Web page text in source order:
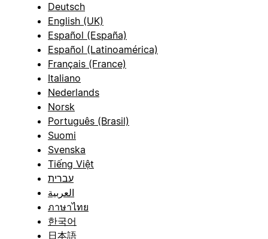
Deutsch
English (UK)
Español (España)
Español (Latinoamérica)
Français (France)
Italiano
Nederlands
Norsk
Português (Brasil)
Suomi
Svenska
Tiếng Việt
עברית
العربية
ภาษาไทย
한국어
日本語